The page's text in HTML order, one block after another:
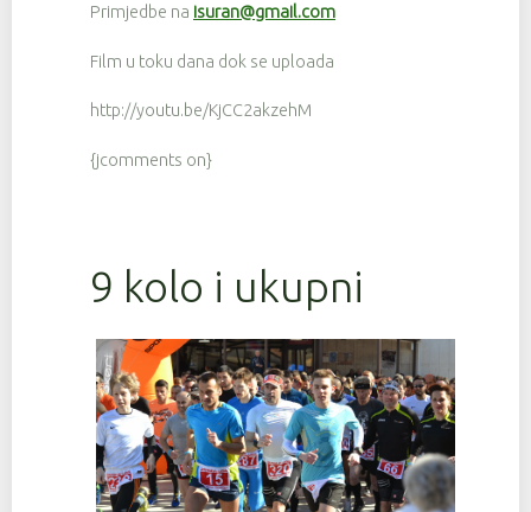
Primjedbe na isuran@gmail.com
Film u toku dana dok se uploada
http://youtu.be/KjCC2akzehM
{jcomments on}
9 kolo i ukupni